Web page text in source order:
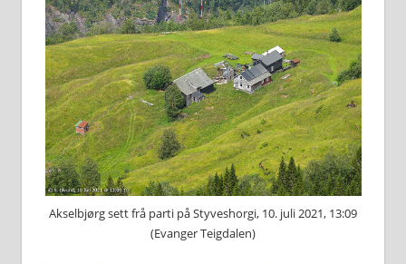
Akselbjørg sett frå parti på Styveshorgi, 10. juli 2021, 13:09
(Evanger Teigdalen)